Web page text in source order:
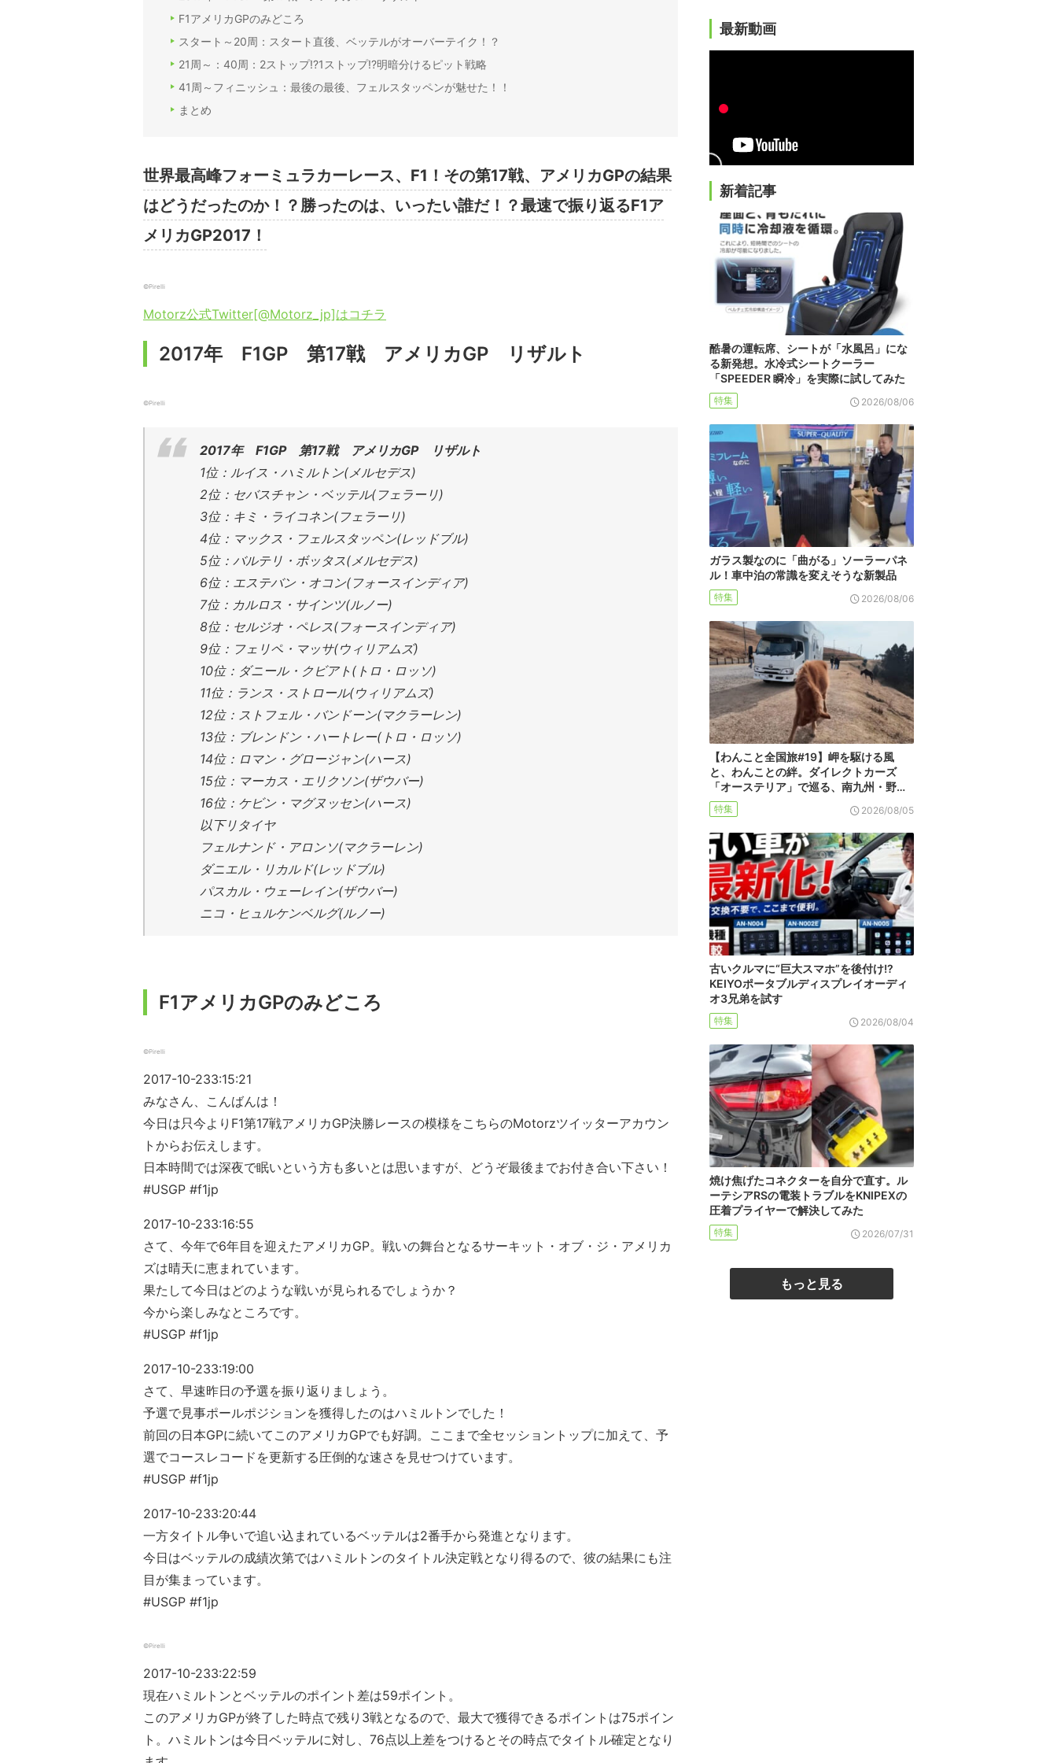
F1アメリカGPのみどころ
スタート～20周：スタート直後、ベッテルがオーバーテイク！？
21周～：40周：2ストップ!?1ストップ!?明暗分けるピット戦略
41周～フィニッシュ：最後の最後、フェルスタッペンが魅せた！！
まとめ
世界最高峰フォーミュラカーレース、F1！その第17戦、アメリカGPの結果
はどうだったのか！？勝ったのは、いったい誰だ！？最速で振り返るF1ア
メリカGP2017！
©Pirelli
Motorz公式Twitter[@Motorz_jp]はコチラ
2017年 F1GP 第17戦 アメリカGP リザルト
©Pirelli
2017年 F1GP 第17戦 アメリカGP リザルト
1位：ルイス・ハミルトン(メルセデス)
2位：セバスチャン・ベッテル(フェラーリ)
3位：キミ・ライコネン(フェラーリ)
4位：マックス・フェルスタッペン(レッドブル)
5位：バルテリ・ボッタス(メルセデス)
6位：エステバン・オコン(フォースインディア)
7位：カルロス・サインツ(ルノー)
8位：セルジオ・ペレス(フォースインディア)
9位：フェリペ・マッサ(ウィリアムズ)
10位：ダニール・クビアト(トロ・ロッソ)
11位：ランス・ストロール(ウィリアムズ)
12位：ストフェル・バンドーン(マクラーレン)
13位：ブレンドン・ハートレー(トロ・ロッソ)
14位：ロマン・グロージャン(ハース)
15位：マーカス・エリクソン(ザウバー)
16位：ケビン・マグヌッセン(ハース)
以下リタイヤ
フェルナンド・アロンソ(マクラーレン)
ダニエル・リカルド(レッドブル)
パスカル・ウェーレイン(ザウバー)
ニコ・ヒュルケンベルグ(ルノー)
F1アメリカGPのみどころ
©Pirelli
2017-10-233:15:21
みなさん、こんばんは！
今日は只今よりF1第17戦アメリカGP決勝レースの模様をこちらのMotorzツイッターアカウン
トからお伝えします。
日本時間では深夜で眠いという方も多いとは思いますが、どうぞ最後までお付き合い下さい！
#USGP #f1jp
2017-10-233:16:55
さて、今年で6年目を迎えたアメリカGP。戦いの舞台となるサーキット・オブ・ジ・アメリカ
ズは晴天に恵まれています。
果たして今日はどのような戦いが見られるでしょうか？
今から楽しみなところです。
#USGP #f1jp
2017-10-233:19:00
さて、早速昨日の予選を振り返りましょう。
予選で見事ポールポジションを獲得したのはハミルトンでした！
前回の日本GPに続いてこのアメリカGPでも好調。ここまで全セッショントップに加えて、予
選でコースレコードを更新する圧倒的な速さを見せつけています。
#USGP #f1jp
2017-10-233:20:44
一方タイトル争いで追い込まれているベッテルは2番手から発進となります。
今日はベッテルの成績次第ではハミルトンのタイトル決定戦となり得るので、彼の結果にも注
目が集まっています。
#USGP #f1jp
©Pirelli
2017-10-233:22:59
現在ハミルトンとベッテルのポイント差は59ポイント。
このアメリカGPが終了した時点で残り3戦となるので、最大で獲得できるポイントは75ポイン
ト。ハミルトンは今日ベッテルに対し、76点以上差をつけるとその時点でタイトル確定となり
最新動画
新着記事
酷暑の運転席、シートが「水風呂」にな
る新発想。水冷式シートクーラー
「SPEEDER 瞬冷」を実際に試してみた
特集 2026/08/06
ガラス製なのに「曲がる」ソーラーパネ
ル！車中泊の常識を変えそうな新製品
特集 2026/08/06
【わんこと全国旅#19】岬を駆ける風
と、わんことの絆。ダイレクトカーズ
「オーステリア」で巡る、南九州・野…
特集 2026/08/05
古いクルマに“巨大スマホ”を後付け!?
KEIYOポータブルディスプレイオーディ
オ3兄弟を試す
特集 2026/08/04
焼け焦げたコネクターを自分で直す。ル
ーテシアRSの電装トラブルをKNIPEXの
圧着プライヤーで解決してみた
特集 2026/07/31
もっと見る